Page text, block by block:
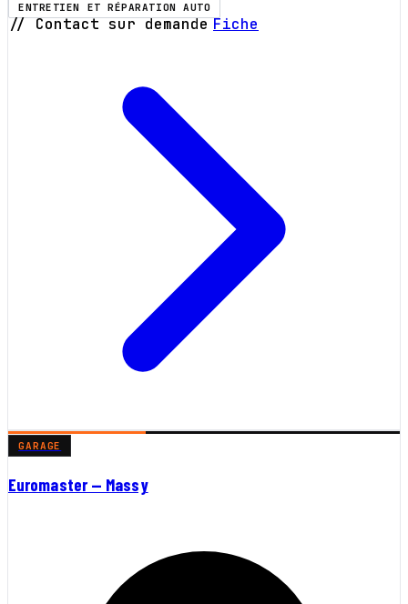
ENTRETIEN ET RÉPARATION AUTO
// Contact sur demande Fiche
GARAGE
Euromaster — Massy